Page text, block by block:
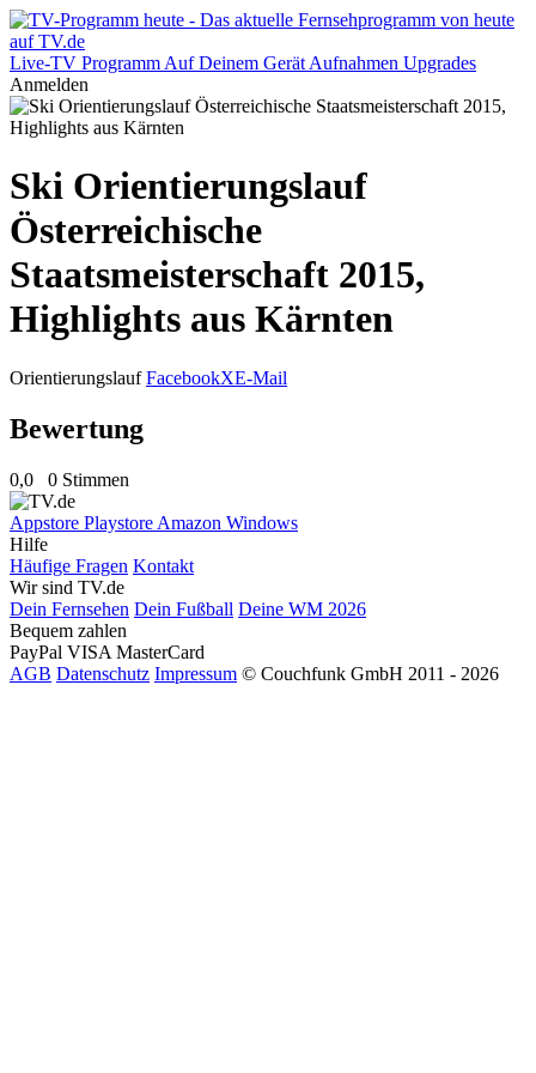
Live-TV Programm Auf Deinem Gerät Aufnahmen Upgrades
Anmelden
Ski Orientierungslauf
Österreichische
Staatsmeisterschaft 2015,
Highlights aus Kärnten
Orientierungslauf FacebookXE-Mail
Bewertung
0,0 0 Stimmen
Appstore Playstore Amazon Windows
Hilfe
Häufige Fragen Kontakt
Wir sind TV.de
Dein Fernsehen Dein Fußball Deine WM 2026
Bequem zahlen
PayPal VISA MasterCard
AGB Datenschutz Impressum © Couchfunk GmbH 2011 - 2026